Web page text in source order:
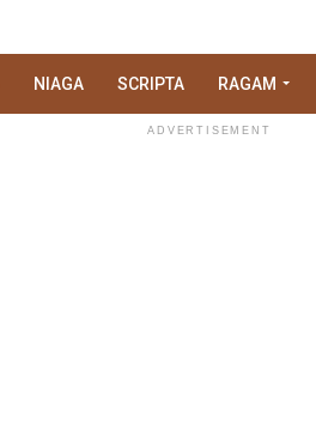
NIAGA SCRIPTA RAGAM
ADVERTISEMENT